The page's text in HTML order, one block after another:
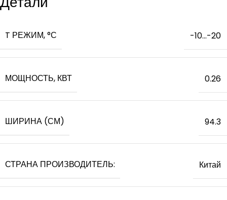
T РЕЖИМ, °С -10…-20
МОЩНОСТЬ, КВТ 0.26
ШИРИНА (СМ) 94.3
СТРАНА ПРОИЗВОДИТЕЛЬ: Китай